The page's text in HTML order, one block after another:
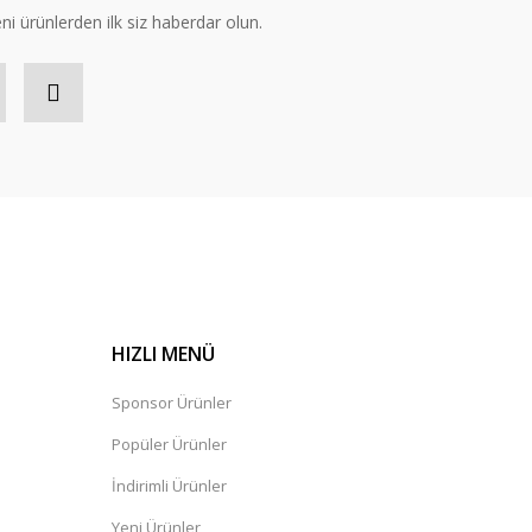
ürünlerden ilk siz haberdar olun.
HIZLI MENÜ
Sponsor Ürünler
Popüler Ürünler
İndirimli Ürünler
Yeni Ürünler